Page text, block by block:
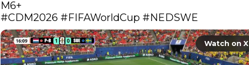
#CDM2026 #FIFAWorldCup #NEDSWE
Watch on X